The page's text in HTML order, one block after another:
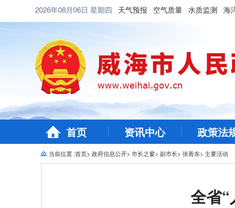
2026年08月06日 星期四 天气预报 空气质量 水质监测 海
首页 资讯中心 政策法
当前位置 :首页> 政府信息公开> 市长之窗> 副市长> 张善东> 主要活动
全省